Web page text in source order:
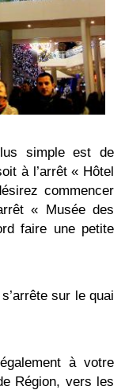
simple est de
à l’arrêt « Hôtel
commencer
« Musée des
faire une petite
sur le quai
à votre
Région, vers les